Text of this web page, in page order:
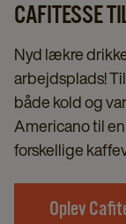
CAFITESSE
Nyd lækre
arbejdsplads!
både kold og
Americano til
forskellige
Oplev